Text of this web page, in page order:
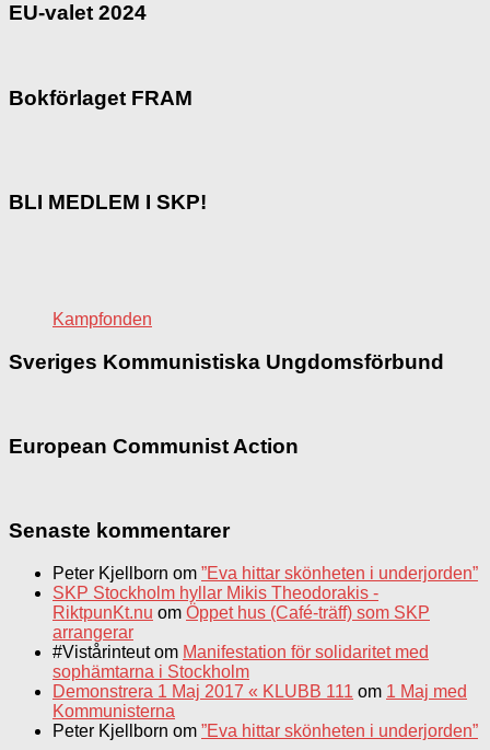
EU-valet 2024
Bokförlaget FRAM
BLI MEDLEM I SKP!
Kampfonden
Sveriges Kommunistiska Ungdomsförbund
European Communist Action
Senaste kommentarer
Peter Kjellborn om ”Eva hittar skönheten i underjorden”
SKP Stockholm hyllar Mikis Theodorakis -
RiktpunKt.nu om Öppet hus (Café-träff) som SKP
arrangerar
#Vistårinteutom Manifestation för solidaritet med
sophämtarna i Stockholm
Demonstrera 1 Maj 2017 « KLUBB 111 om 1 Maj med
Kommunisterna
Peter Kjellborn om ”Eva hittar skönheten i underjorden”